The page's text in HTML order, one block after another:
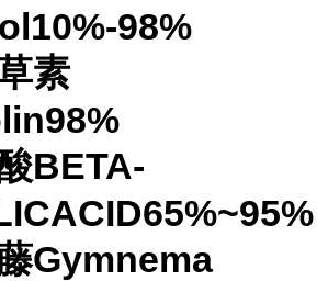
98%
素
BETA-
Gymnema